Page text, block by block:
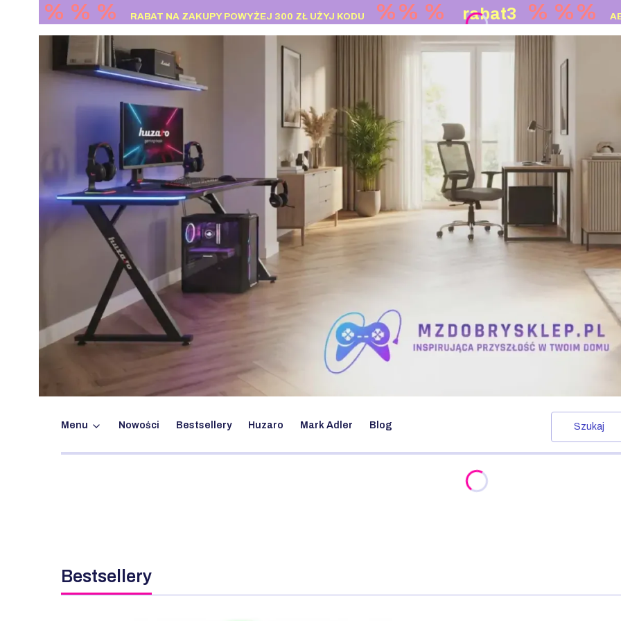
% % % RABAT NA ZAKUPY POWYŻEJ 300 ZŁ UŻYJ KODU %% % rabat3 % %%
Menu Nowości Bestsellery Huzaro Mark Adler Blog
Bestsellery